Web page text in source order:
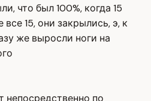
что был 100%, когда 15
15, они закрылись, э, к
же выросли ноги на
непосредственно по